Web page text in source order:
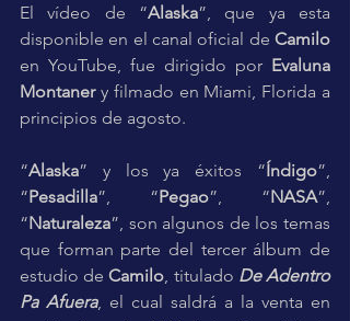
El vídeo de “Alaska”, que ya esta
disponible en el canal oficial de
en YouTube, fue dirigido por Evaluna
Montaner y filmado en Miami, Florida a
principios de agosto.
“Alaska” y los ya éxitos “Índigo”,
“Pesadilla”, “Pegao”, “NASA”,
“Naturaleza”, son algunos de los temas
que forman parte del tercer álbum de
estudio de Camilo , titulado De Adentro
Pa Afuera, el cual saldrá a la venta en